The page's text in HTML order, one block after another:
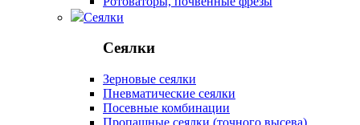
Сеялки
Сеялки
Зерновые сеялки
Пневматические сеялки
Посевные комбинации
Пропашные сеялки (точного высева)